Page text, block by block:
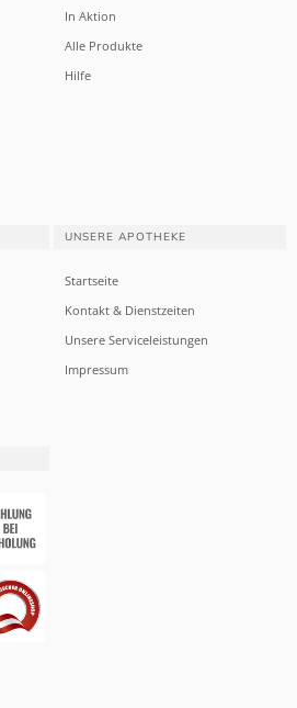
In Aktion
Alle Produkte
Hilfe
UNSERE APOTHEKE
Startseite
Kontakt & Dienstzeiten
Unsere Serviceleistungen
Impressum